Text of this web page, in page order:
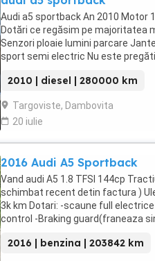
Audi a5 sportback An 2010 Motor
Dotări ce regăsim pe majoritatea
Senzori ploaie lumini parcare
sport semi electric Nu este
2010 | diesel | 280000 km
Targoviste, Dambovita
20 iulie
2016 Audi A5 Sportback
Vand audi A5 1.8 TFSI 144cp
schimbat recent detin factura )
3k km Dotari: -scaune full
control -Braking guard(franeaza
2016 | benzina | 203842 km